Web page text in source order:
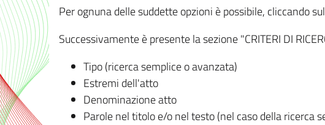
Per ognuna delle suddette opzioni è possibile, cliccando
Successivamente è presente la sezione "CRITERI DI
Tipo (ricerca semplice o avanzata)
Estremi dell'atto
Denominazione atto
Parole nel titolo e/o nel testo (nel caso della ricerca